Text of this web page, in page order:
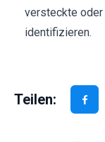
versteckte oder
identifizieren.
Teilen: